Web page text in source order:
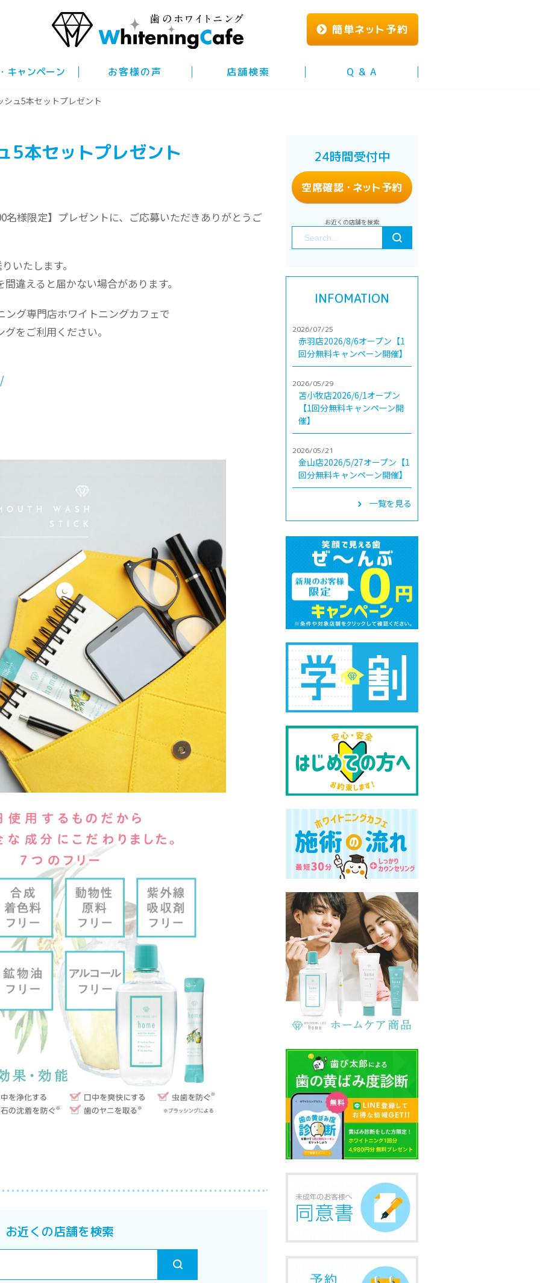
簡単ネッ ト予約
キャンペーン お客様の声 店舗検索 Q & A
シュ5本セットプレゼント
5本セットプレゼント
名様限定】プレゼントに、ご応募いただきありがとうご
いたします。
違えると届かない場合があります。
グ専門店ホワイトニングカフェで
をご利用ください。
お近くの店舗を検索
24時間受付中
空席確認 ・ネット予約
お近くの店舗を検索
INFOMATION
2026/07/25
赤羽店2026/8/6オープン【1
回分無料キャンペーン開催】
2026/05/29
苫小牧店2026/6/1オープン
【1回分無料キャンペーン開
催】
2026/05/21
金山店2026/5/27オープン【1
回分無料キャンペーン開催】
一覧を見る